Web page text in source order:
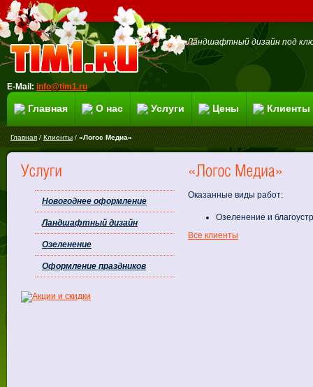
Ландшафтный дизайн под
E-Mail: info@tim1.ru
Главная О нас Услуги Цены Клиенты
Главная/Клиенты/«Логос Медиа»
Оказанные виды работ:
Озеленение и
Все клиенты
Новогоднее оформление
Ландшафтный дизайн
Озеленение
Оформление праздников